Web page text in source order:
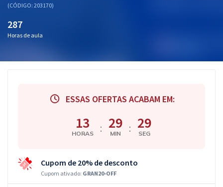
Blog
Aprovados
(CÓDIGO: 203170)
287
Horas de aula
ESSAS OFERTAS ACABAM EM:
13
HORAS : 29
MIN : 28
SEG
Cupom de 20% de desconto
Cupom ativado: GRAN20-OFF